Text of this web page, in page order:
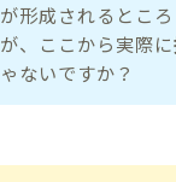
形成されるとこ
、ここから実際に
ないですか？